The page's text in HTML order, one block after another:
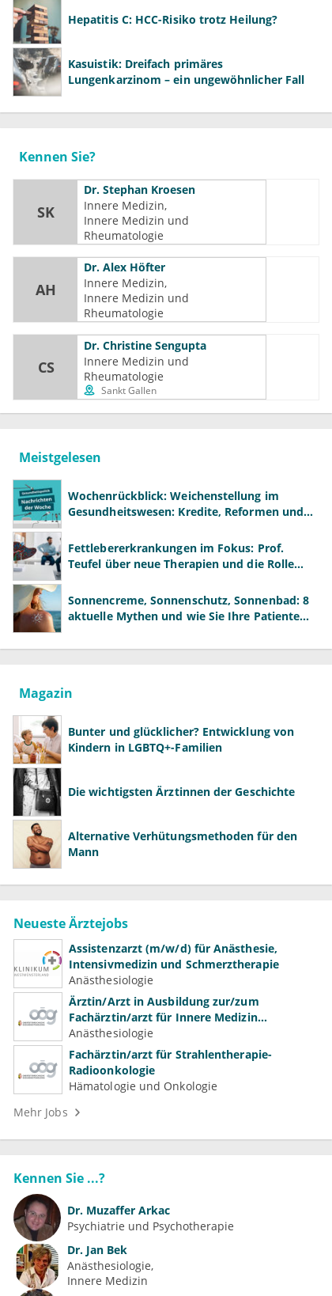
Hepatitis C: HCC-Risiko trotz Heilung?
Kasuistik: Dreifach primäres
Lungenkarzinom – ein ungewöhnlicher Fall
Kennen Sie?
SK
Dr. Stephan Kroesen
Innere Medizin
Innere Medizin und
Rheumatologie
AH
Dr. Alex Höfter
Innere Medizin
Innere Medizin und
Rheumatologie
CS
Dr. Christine Sengupta
Innere Medizin und
Rheumatologie
Sankt Gallen
Meistgelesen
Wochenrückblick: Weichenstellung im
Gesundheitswesen: Kredite, Reformen und
Fettlebererkrankungen im Fokus: Prof.
Teufel über neue Therapien und die Rolle
Sonnencreme, Sonnenschutz, Sonnenbad: 8
aktuelle Mythen und wie Sie Ihre Patienten
Magazin
Bunter und glücklicher? Entwicklung von
Kindern in LGBTQ+-Familien
Die wichtigsten Ärztinnen der Geschichte
Alternative Verhütungsmethoden für den
Mann
Neueste Ärztejobs
Assistenzarzt (m/w/d) für Anästhesie,
Intensivmedizin und Schmerztherapie
Anästhesiologie
Ärztin/Arzt in Ausbildung zur/zum
Fachärztin/arzt für Innere Medizin
(Kardiologie, Nephrologie, Intensivmedizin)
Anästhesiologie
Fachärztin/arzt für Strahlentherapie-
Radioonkologie
Hämatologie und Onkologie
Mehr Jobs
Kennen Sie ...?
Dr. Muzaffer Arkac
Psychiatrie und Psychotherapie
Dr. Jan Bek
Anästhesiologie
Innere Medizin